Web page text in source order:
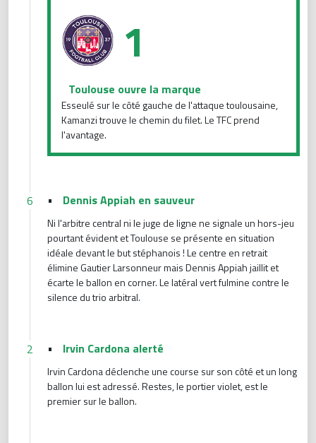
1
Toulouse ouvre la marque
Esseulé sur le côté gauche de l'attaque toulousaine,
Kamanzi trouve le chemin du filet. Le TFC prend
l'avantage.
6 • Dennis Appiah en sauveur
Ni l'arbitre central ni le juge de ligne ne signale un hors-jeu
pourtant évident et Toulouse se présente en situation
idéale devant le but stéphanois ! Le centre en retrait
élimine Gautier Larsonneur mais Dennis Appiah jaillit et
écarte le ballon en corner. Le latéral vert fulmine contre le
silence du trio arbitral.
2 • Irvin Cardona alerté
Irvin Cardona déclenche une course sur son côté et un long
ballon lui est adressé. Restes, le portier violet, est le
premier sur le ballon.